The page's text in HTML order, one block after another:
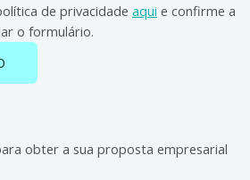
de privacidade aqui e confirme a
o formulário.
obter a sua proposta empresarial